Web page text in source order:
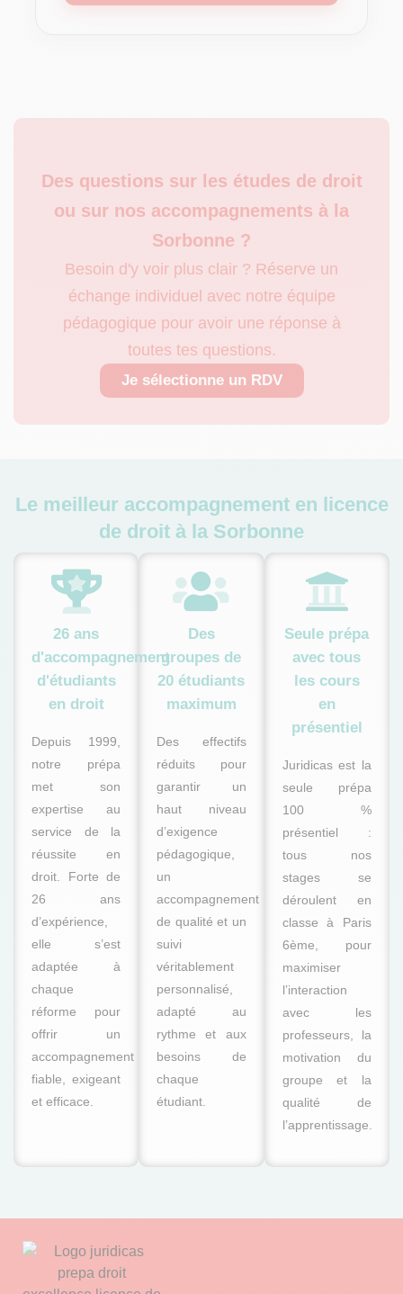
Des questions sur les études de droit
ou sur nos accompagnements à la
Sorbonne ?
Besoin d'y voir plus clair ? Réserve un
échange individuel avec notre équipe
pédagogique pour avoir une réponse à
toutes tes questions.
Je sélectionne un RDV
Le meilleur accompagnement en licence
de droit à la Sorbonne
26 ans
d'accompagnement
d'étudiants
en droit
Depuis 1999,
notre prépa
met son
expertise au
service de la
réussite en
droit. Forte de
26 ans
d’expérience,
elle s’est
adaptée à
chaque
réforme pour
offrir un
accompagnement
fiable, exigeant
et efficace.
Des
groupes de
20 étudiants
maximum
Des effectifs
réduits pour
garantir un
haut niveau
d’exigence
pédagogique,
un
accompagnement
de qualité et un
suivi
véritablement
personnalisé,
adapté au
rythme et aux
besoins de
chaque
étudiant.
Seule prépa
avec tous
les cours
en
présentiel
Juridicas est la
seule prépa
100 %
présentiel :
tous nos
stages se
déroulent en
classe à Paris
6ème, pour
maximiser
l’interaction
avec les
professeurs, la
motivation du
groupe et la
qualité de
l’apprentissage.